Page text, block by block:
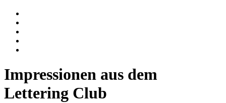
Impressionen aus dem
Lettering Club